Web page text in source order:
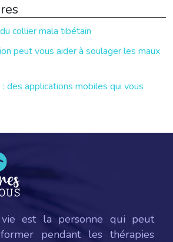
collier mala tibétain
peut vous aider à soulager les maux
: des applications mobiles qui vous
est la personne qui peut
pendant les thérapies